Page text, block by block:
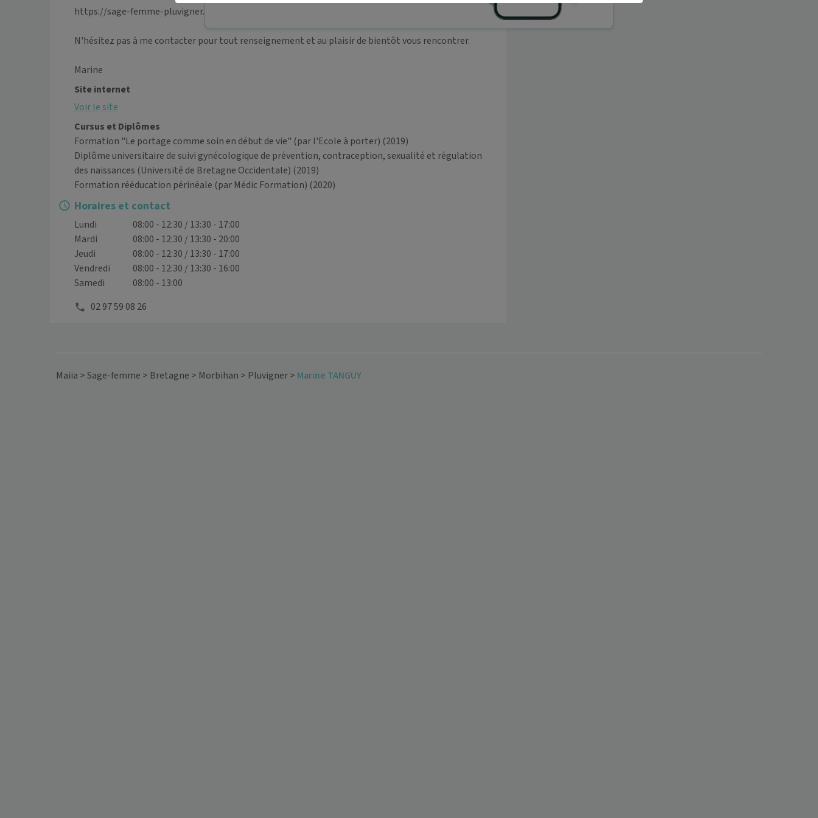
https://sage-femme-pluvigner.fr/
N'hésitez pas à me contacter pour tout renseignement et au plaisir de bientôt vous rencontrer.
Site internet
Voir le site
Cursus et Diplômes
Formation "Le portage comme soin en début de vie" (par l'Ecole à porter) (2019)
Diplôme universitaire de suivi gynécologique de prévention, contraception, sexualité et régulation
des naissances (Université de Bretagne Occidentale) (2019)
Formation rééducation périnéale (par Médic Formation) (2020)
Horaires et contact
Lundi
08:00 - 12:30 / 13:30 - 17:00
Mardi
08:00 - 12:30 / 13:30 - 20:00
Jeudi
08:00 - 12:30 / 13:30 - 17:00
Vendredi
08:00 - 12:30 / 13:30 - 16:00
Samedi
08:00 - 13:00
02 97 59 08 26
Maiia >Sage-femme > Bretagne > Morbihan > Pluvigner> Marine TANGUY